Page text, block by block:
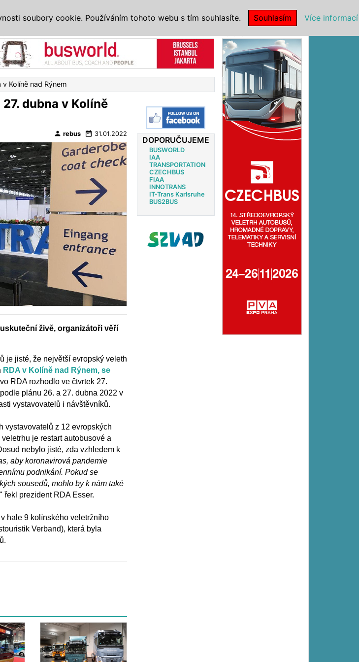
Kolíně nad Rýnem
dubna v Kolíně
person rebus date_range 31.01.2022
živě, organizátoři věří
je jisté, že největší evropský veleth
RDA v Kolíně nad Rýnem, se
RDA rozhodlo ve čtvrtek 27.
plánu 26. a 27. dubna 2022 v
vystavovatelů i návštěvníků.
vystavovatelů z 12 evropských
je restart autobusové a
nebylo jisté, zda vzhledem k
aby koronavirová pandemie
podnikání. Pokud se
sousedů, mohlo by k nám také
řekl prezident RDA Esser.
hale 9 kolínského veletržního
Verband), která byla
DOPORUČUJEME
BUSWORLD
IAA
TRANSPORTATION
CZECHBUS
FIAA
INNOTRANS
IT-Trans Karlsruhe
BUS2BUS
soubory cookie. Používáním tohoto webu s tím souhlasíte. Souhlasím Více informací